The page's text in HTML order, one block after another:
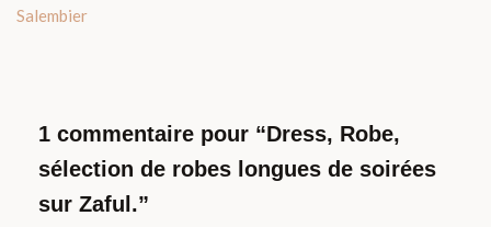
Salembier
1 commentaire pour “Dress, Robe,
sélection de robes longues de soirées
sur Zaful.”